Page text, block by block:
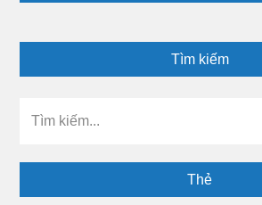
Tìm kiếm
Thẻ